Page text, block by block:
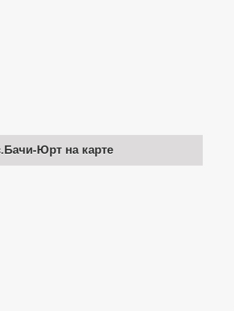
Юрт на карте